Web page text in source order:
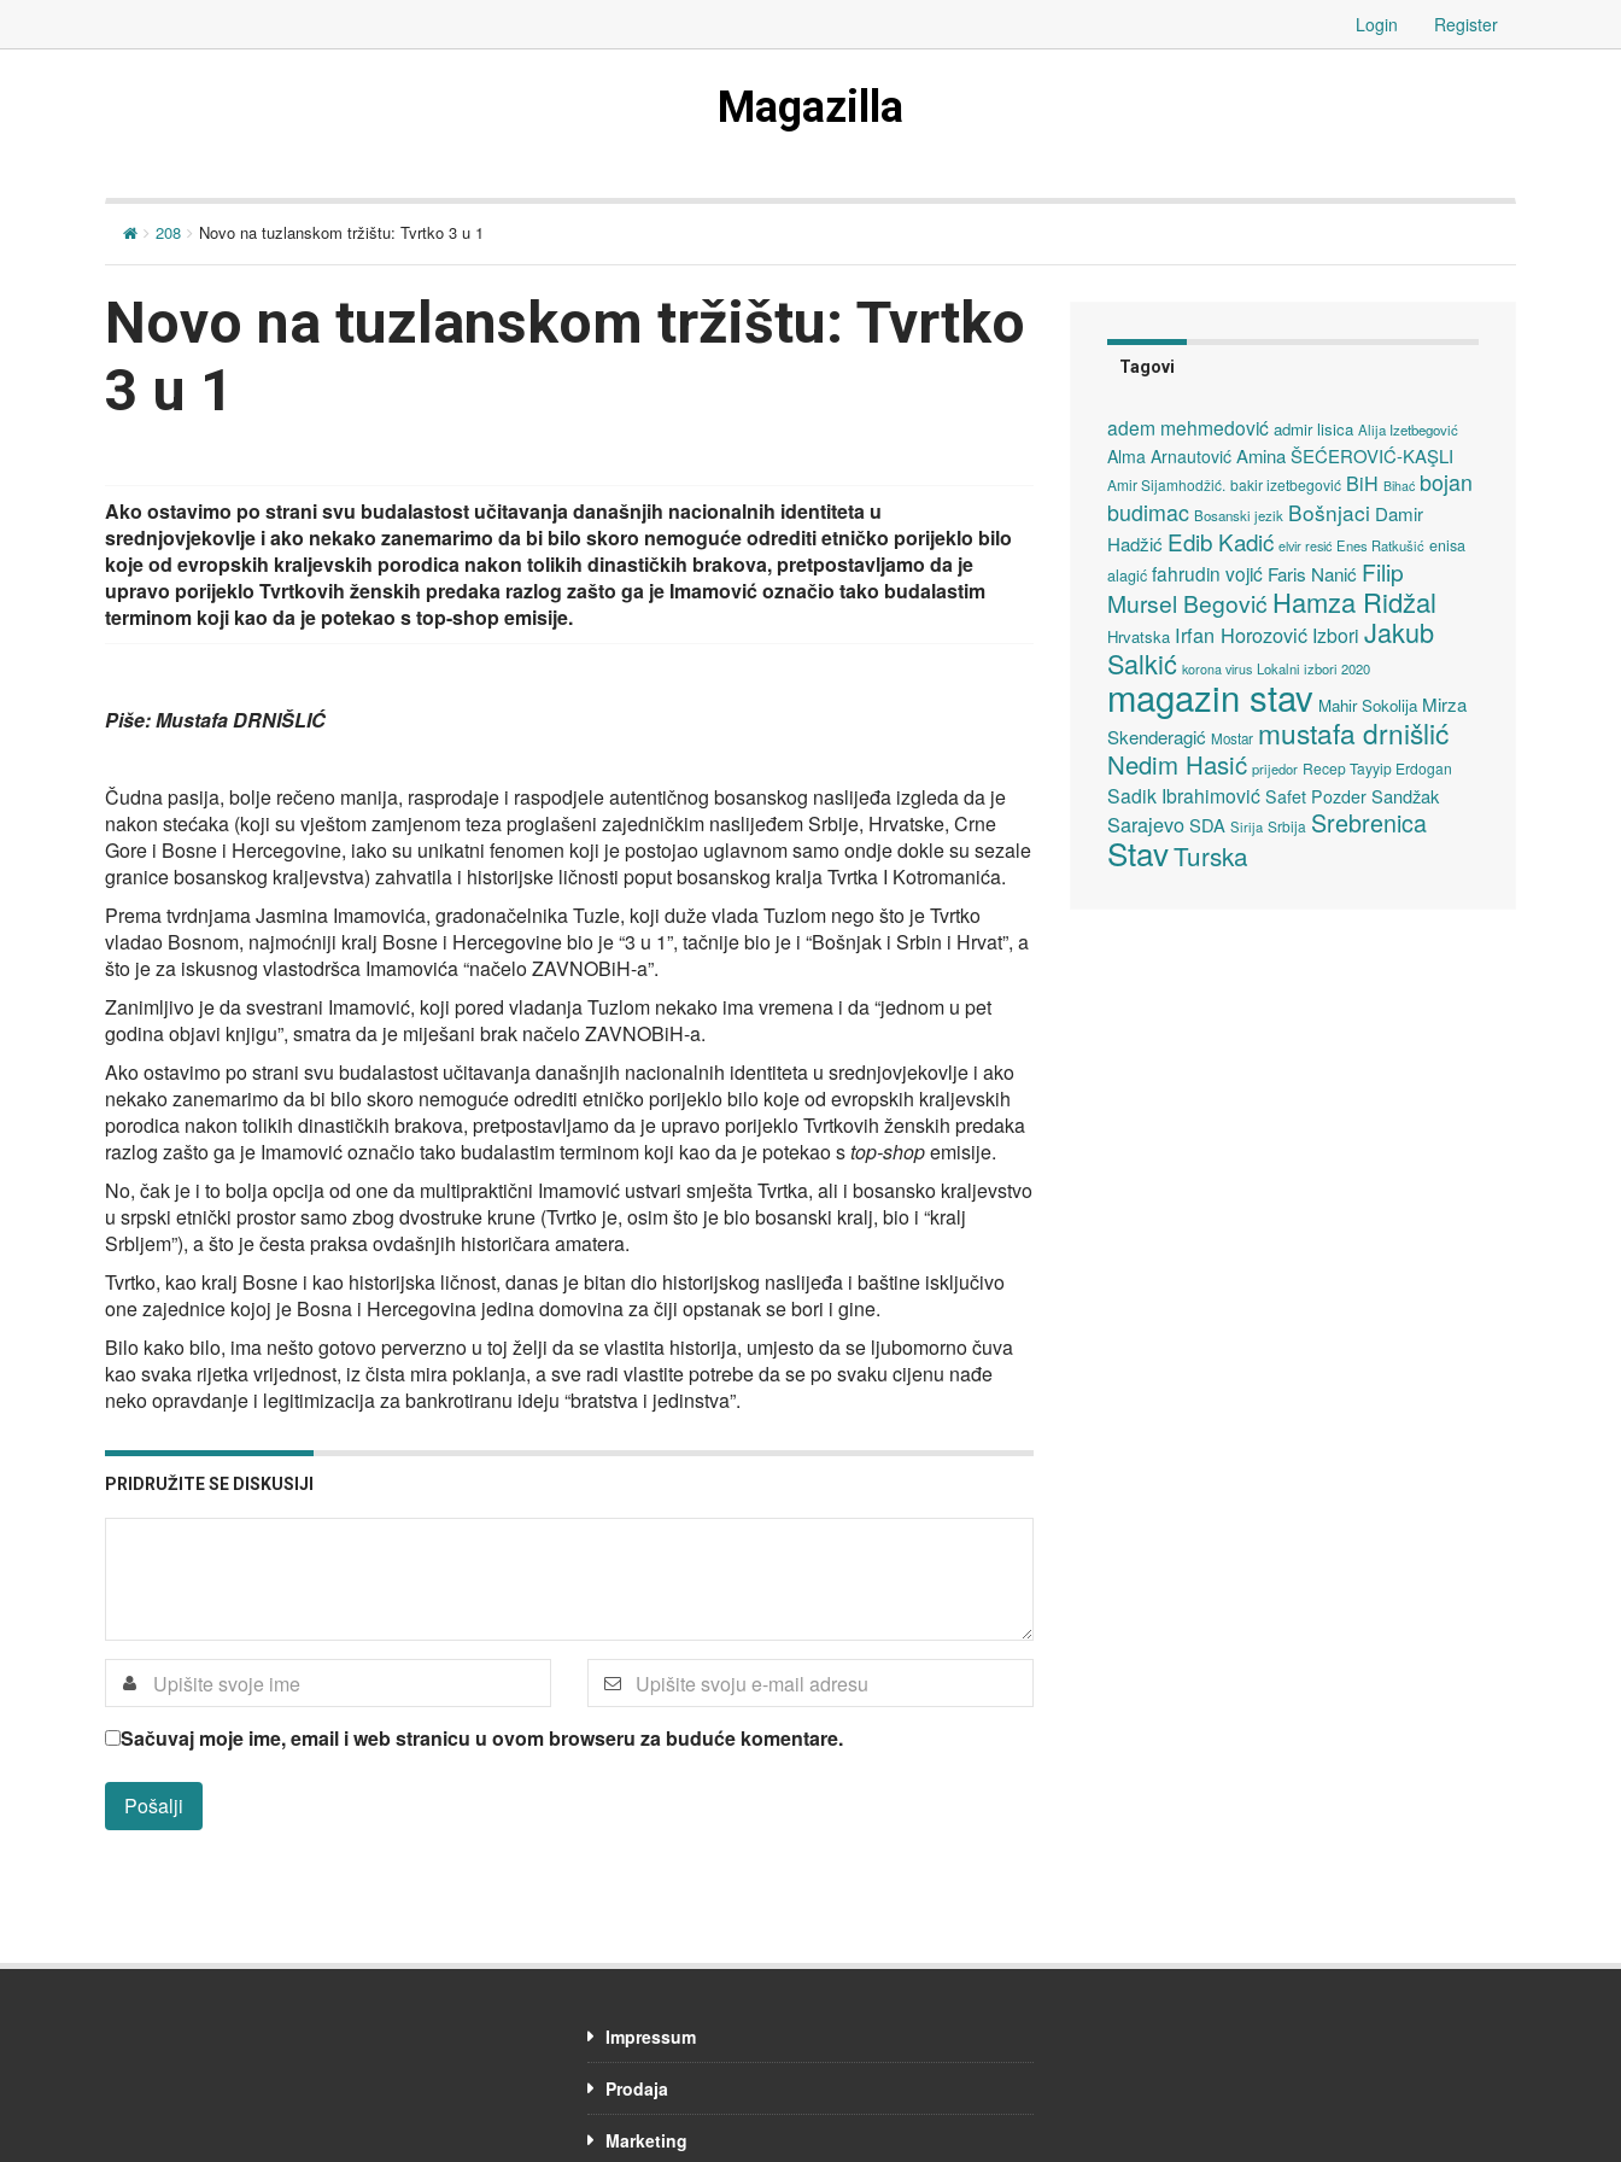
Login Register
Magazilla
208 Novo na tuzlanskom tržištu: Tvrtko 3 u 1
Novo na tuzlanskom tržištu: Tvrtko
3 u 1
Ako ostavimo po strani svu budalastost učitavanja današnjih nacionalnih identiteta u
srednjovjekovlje i ako nekako zanemarimo da bi bilo skoro nemoguće odrediti etničko porijeklo bilo
koje od evropskih kraljevskih porodica nakon tolikih dinastičkih brakova, pretpostavljamo da je
upravo porijeklo Tvrtkovih ženskih predaka razlog zašto ga je Imamović označio tako budalastim
terminom koji kao da je potekao s top-shop emisije.
Piše: Mustafa DRNIŠLIĆ
Čudna pasija, bolje rečeno manija, rasprodaje i raspodjele autentičnog bosanskog naslijeđa izgleda da je
nakon stećaka (koji su vještom zamjenom teza proglašeni zajedničkim naslijeđem Srbije, Hrvatske, Crne
Gore i Bosne i Hercegovine, iako su unikatni fenomen koji je postojao uglavnom samo ondje dokle su sezale
granice bosanskog kraljevstva) zahvatila i historijske ličnosti poput bosanskog kralja Tvrtka I Kotromanića.
Prema tvrdnjama Jasmina Imamovića, gradonačelnika Tuzle, koji duže vlada Tuzlom nego što je Tvrtko
vladao Bosnom, najmoćniji kralj Bosne i Hercegovine bio je “3 u 1”, tačnije bio je i “Bošnjak i Srbin i Hrvat”, a
što je za iskusnog vlastodršca Imamovića “načelo ZAVNOBiH-a”.
Zanimljivo je da svestrani Imamović, koji pored vladanja Tuzlom nekako ima vremena i da “jednom u pet
godina objavi knjigu”, smatra da je miješani brak načelo ZAVNOBiH-a.
Ako ostavimo po strani svu budalastost učitavanja današnjih nacionalnih identiteta u srednjovjekovlje i ako
nekako zanemarimo da bi bilo skoro nemoguće odrediti etničko porijeklo bilo koje od evropskih kraljevskih
porodica nakon tolikih dinastičkih brakova, pretpostavljamo da je upravo porijeklo Tvrtkovih ženskih predaka
razlog zašto ga je Imamović označio tako budalastim terminom koji kao da je potekao stop-shopemisije.
No, čak je i to bolja opcija od one da multipraktični Imamović ustvari smješta Tvrtka, ali i bosansko kraljevstvo
u srpski etnički prostor samo zbog dvostruke krune (Tvrtko je, osim što je bio bosanski kralj, bio i “kralj
Srbljem”), a što je česta praksa ovdašnjih historičara amatera.
Tvrtko, kao kralj Bosne i kao historijska ličnost, danas je bitan dio historijskog naslijeđa i baštine isključivo
one zajednice kojoj je Bosna i Hercegovina jedina domovina za čiji opstanak se bori i gine.
Bilo kako bilo, ima nešto gotovo perverzno u toj želji da se vlastita historija, umjesto da se ljubomorno čuva
kao svaka rijetka vrijednost, iz čista mira poklanja, a sve radi vlastite potrebe da se po svaku cijenu nađe
neko opravdanje i legitimizacija za bankrotiranu ideju “bratstva i jedinstva”.
PRIDRUŽITE SE DISKUSIJI
Sačuvaj moje ime, email i web stranicu u ovom browseru za buduće komentare.
Tagovi
adem mehmedović admir lisica Alija Izetbegović
Alma Arnautović Amina ŠEĆEROVIĆ-KAŞLI
Amir Sijamhodžić. bakir izetbegović BiH Bihać bojan
budimac Bosanski jezik Bošnjaci Damir
Hadžić Edib Kadić elvir resić Enes Ratkušić enisa
alagić fahrudin vojić Faris Nanić Filip
Mursel Begović Hamza Ridžal
Hrvatska Irfan Horozović Izbori Jakub
Salkić korona virus Lokalni izbori 2020
magazin stav Mahir Sokolija Mirza
Skenderagić Mostar mustafa drnišlić
Nedim Hasić prijedor Recep Tayyip Erdogan
Sadik Ibrahimović Safet Pozder Sandžak
SarajevoSDA Sirija Srbija Srebrenica
StavTurska
Impressum
Prodaja
Marketing